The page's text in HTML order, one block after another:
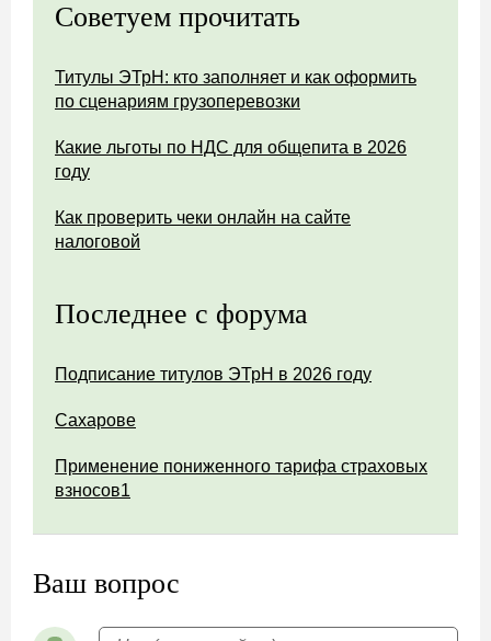
Советуем прочитать
Титулы ЭТрН: кто заполняет и как оформить
по сценариям грузоперевозки
Какие льготы по НДС для общепита в 2026
году
Как проверить чеки онлайн на сайте
налоговой
Последнее с форума
Подписание титулов ЭТрН в 2026 году
Сахарове
Применение пониженного тарифа страховых
взносов1
Ваш вопрос